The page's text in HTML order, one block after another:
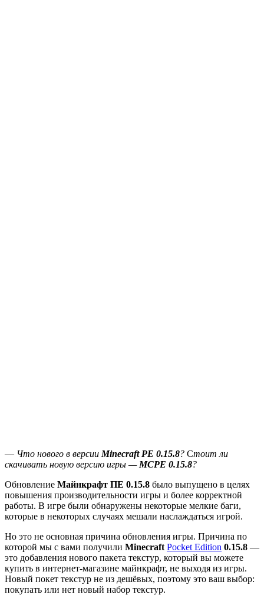
— Что нового в версии Minecraft PE 0.15.8? Стоит ли
скачивать новую версию игры — MCPE 0.15.8?
Обновление Майнкрафт ПЕ 0.15.8 было выпущено в целях
повышения производительности игры и более корректной
работы. В игре были обнаружены некоторые мелкие баги,
которые в некоторых случаях мешали наслаждаться игрой.
Но это не основная причина обновления игры. Причина по
которой мы с вами получили Minecraft Pocket Edition 0.15.8 —
это добавления нового пакета текстур, который вы можете
купить в интернет-магазине майнкрафт, не выходя из игры.
Новый покет текстур не из дешёвых, поэтому это ваш выбор:
покупать или нет новый набор текстур.